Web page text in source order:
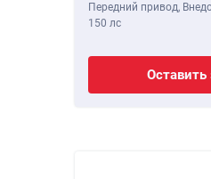
Передний привод,
150 лс
Оставить